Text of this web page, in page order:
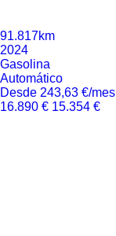
91.817km
2024
Gasolina
Automático
Desde 243,63 €/mes
16.890 € 15.354 €